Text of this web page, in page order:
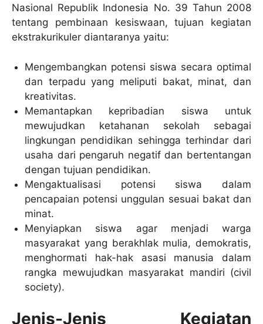
Nasional Republik Indonesia No. 39 Tahun 2008
tentang pembinaan kesiswaan, tujuan kegiatan
ekstrakurikuler diantaranya yaitu:
Mengembangkan potensi siswa secara optimal
dan terpadu yang meliputi bakat, minat, dan
kreativitas.
Memantapkan kepribadian siswa untuk
mewujudkan ketahanan sekolah sebagai
lingkungan pendidikan sehingga terhindar dari
usaha dari pengaruh negatif dan bertentangan
dengan tujuan pendidikan.
Mengaktualisasi potensi siswa dalam
pencapaian potensi unggulan sesuai bakat dan
minat.
Menyiapkan siswa agar menjadi warga
masyarakat yang berakhlak mulia, demokratis,
menghormati hak-hak asasi manusia dalam
rangka mewujudkan masyarakat mandiri (civil
society).
Jenis-Jenis Kegiatan